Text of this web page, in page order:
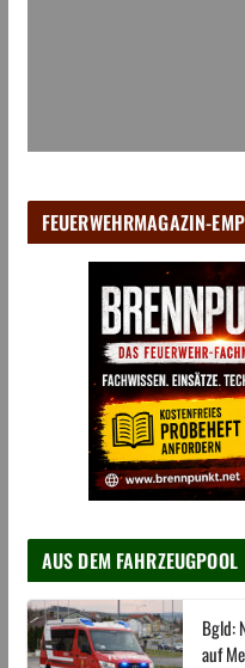
FEUERWEHRMAGAZIN-
AUS DEM FAHRZEUGPOOL
Bgld:
auf